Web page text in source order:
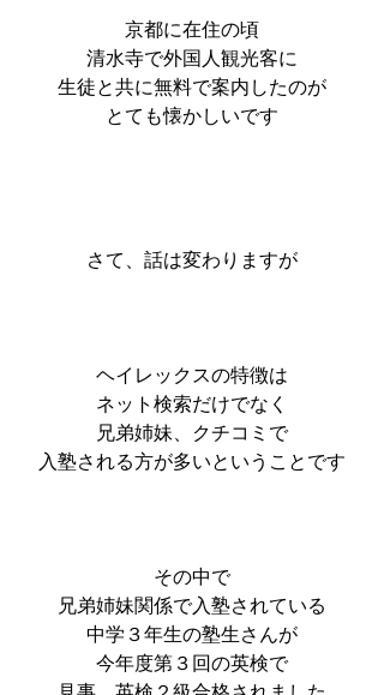
京都に在住の頃
清水寺で外国人観光客に
生徒と共に無料で案内したのが
とても懐かしいです
さて、話は変わりますが
ヘイレックスの特徴は
ネット検索だけでなく
兄弟姉妹、クチコミで
入塾される方が多いということです
その中で
兄弟姉妹関係で入塾されている
中学３年生の塾生さんが
今年度第３回の英検で